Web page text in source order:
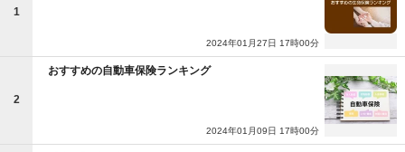
1
2024年01月27日 17時00分
2
おすすめの自動車保険ランキング
2024年01月09日 17時00分